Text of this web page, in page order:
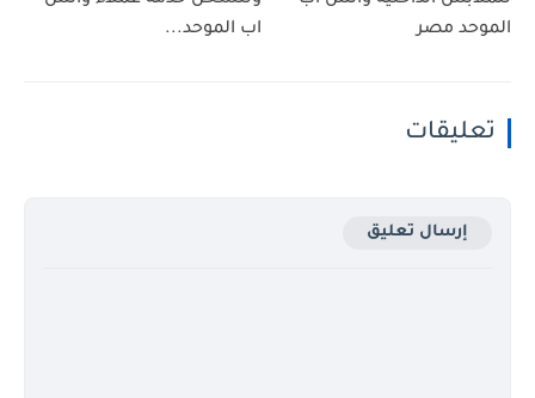
الموحد مصر
اب الموحد...
تعليقات
إرسال تعليق